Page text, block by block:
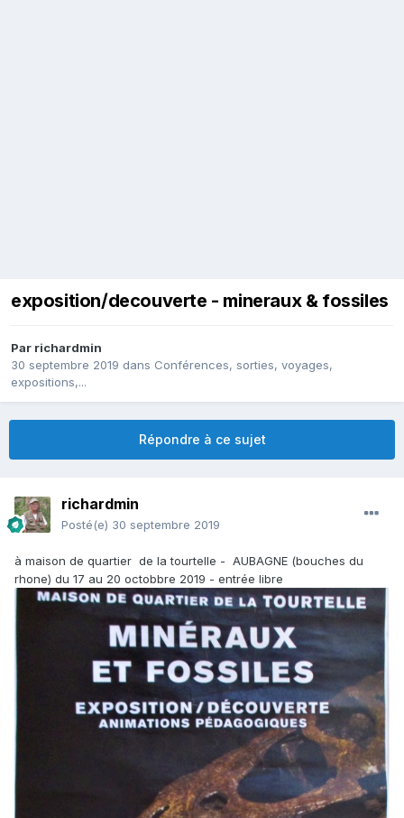
exposition/decouverte - mineraux & fossiles
Par richardmin
30 septembre 2019 dans Conférences, sorties, voyages,
expositions,...
Répondre à ce sujet
richardmin
Posté(e) 30 septembre 2019
à maison de quartier de la tourtelle - AUBAGNE (bouches du
rhone) du 17 au 20 octobbre 2019 - entrée libre